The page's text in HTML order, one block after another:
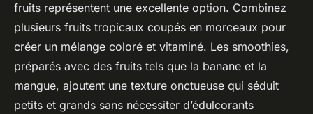
fruits représentent une excellente option. Combinez
plusieurs fruits tropicaux coupés en morceaux pour
créer un mélange coloré et vitaminé. Les smoothies,
préparés avec des fruits tels que la banane et la
mangue, ajoutent une texture onctueuse qui séduit
petits et grands sans nécessiter d’édulcorants